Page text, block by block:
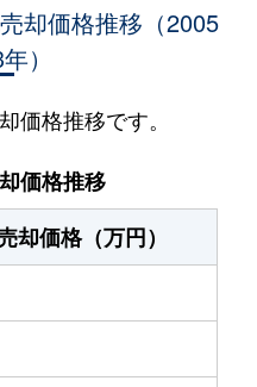
却価格推移（2005
）
価格推移です。
価格推移
却価格（万円）